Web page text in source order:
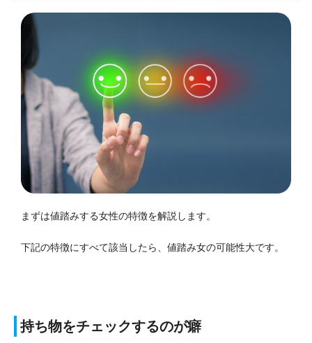
まずは値踏みする女性の特徴を解説します。
下記の特徴にすべて該当したら、値踏み女の可能性大です。
持ち物をチェックするのが癖